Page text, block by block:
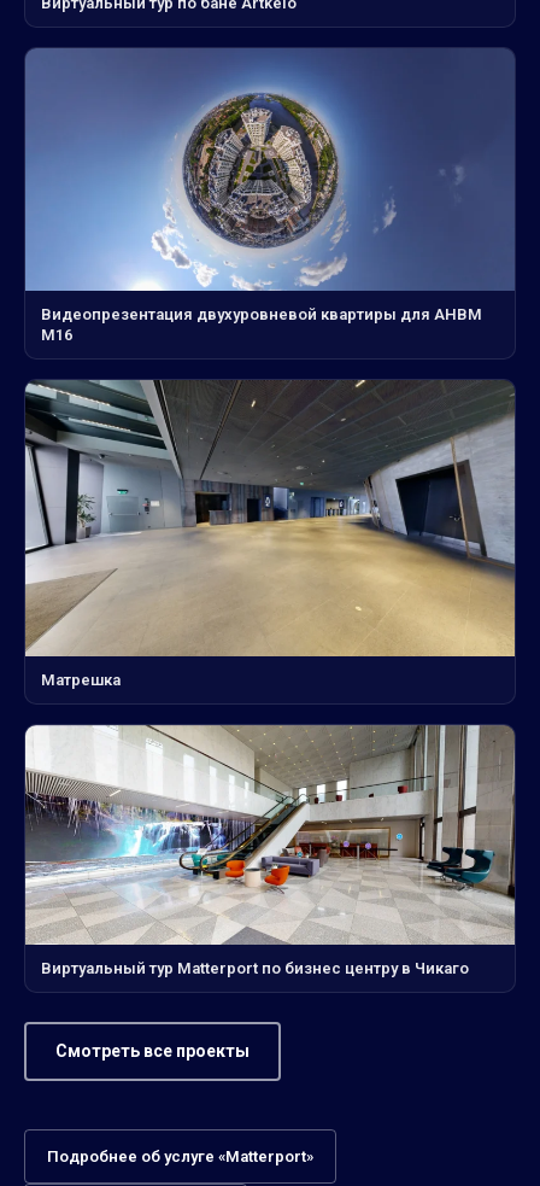
Видеопрезентация двухуровневой квартиры для АНВМ
М16
Матрешка
Виртуальный тур Matterport по бизнес центру в Чикаго
Смотреть все проекты
Подробнее об услуге «Matterport»